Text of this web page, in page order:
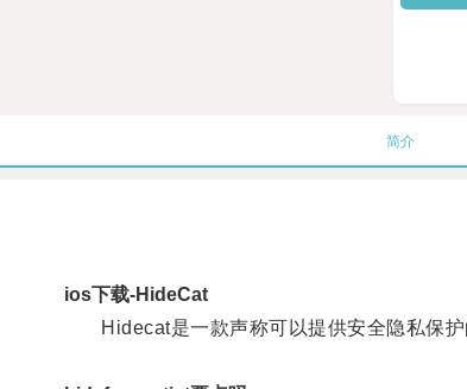
简介
ios下载-HideCat
Hidecat是一款声称可以提供安全隐私保护